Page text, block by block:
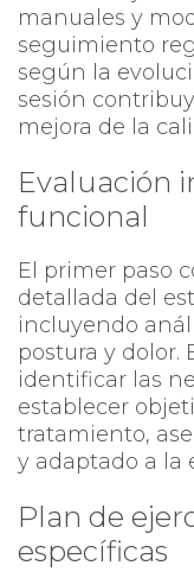
manuales y
seguimiento
según la
sesión
mejora de la
Evaluación
funcional
El primer paso
detallada del
incluyendo
postura y dolor.
identificar las
establecer
tratamiento,
y adaptado a la
Plan de
específicas